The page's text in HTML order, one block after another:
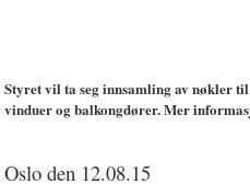
Styret vil ta seg innsamling av nøkler
vinduer og balkongdører. Mer
Oslo den 12.08.15